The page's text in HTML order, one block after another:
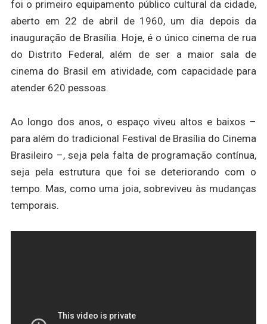
foi o primeiro equipamento público cultural da cidade,
aberto em 22 de abril de 1960, um dia depois da
inauguração de Brasília. Hoje, é o único cinema de rua
do Distrito Federal, além de ser a maior sala de
cinema do Brasil em atividade, com capacidade para
atender 620 pessoas.
Ao longo dos anos, o espaço viveu altos e baixos –
para além do tradicional Festival de Brasília do Cinema
Brasileiro –, seja pela falta de programação contínua,
seja pela estrutura que foi se deteriorando com o
tempo. Mas, como uma joia, sobreviveu às mudanças
temporais.